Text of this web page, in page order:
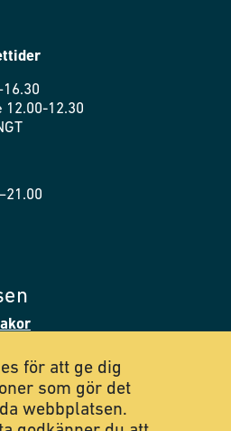
12.00-12.30
för att ge dig
som gör det
webbplatsen.